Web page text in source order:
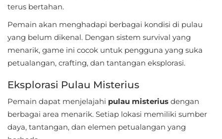
Art
&
Design
&
Vehicles
Beauty
terus bertahan.
Pemain akan menghadapi berbagai kondisi di pulau
yang belum dikenal. Dengan sistem survival yang
menarik, game ini cocok untuk pengguna yang suka
petualangan, crafting, dan tantangan eksplorasi.
Eksplorasi Pulau Misterius
Pemain dapat menjelajahi pulau misterius dengan
berbagai area menarik. Setiap lokasi memiliki sumber
daya, tantangan, dan elemen petualangan yang